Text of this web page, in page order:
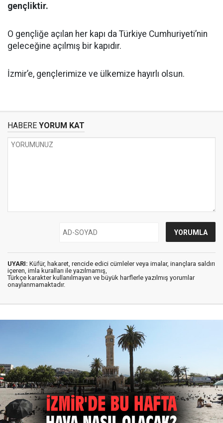
gençliktir.
O gençliğe açılan her kapı da Türkiye Cumhuriyeti’nin
geleceğine açılmış bir kapıdır.
İzmir’e, gençlerimize ve ülkemize hayırlı olsun.
HABERE YORUM KAT
UYARI: Küfür, hakaret, rencide edici cümleler veya imalar, inançlara saldırı
içeren, imla kuralları ile yazılmamış,
Türkçe karakter kullanılmayan ve büyük harflerle yazılmış yorumlar
onaylanmamaktadır.